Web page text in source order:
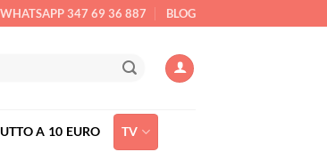
WHATSAPP 347 69 36 887 BLOG
A 10 EURO TV